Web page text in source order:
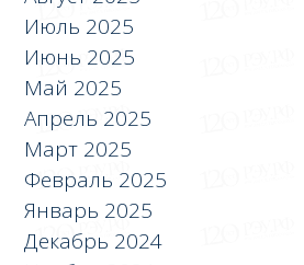
Июль 2025
Июнь 2025
Май 2025
Апрель 2025
Март 2025
Февраль 2025
Январь 2025
Декабрь 2024